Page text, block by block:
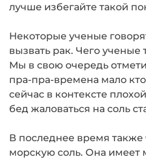
лучше избегайте такой
Некоторые ученые
вызвать рак. Чего
Мы в свою очередь
пра-пра-времена мало
сейчас в контексте
бед жаловаться на соль
В последнее время также
морскую соль. Она имеет